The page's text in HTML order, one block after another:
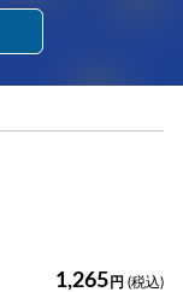
1,265 円 (税込)